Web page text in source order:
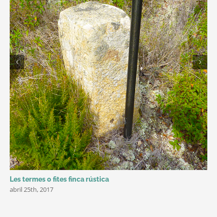
Les termes o fites finca rústica
abril 25th, 2017